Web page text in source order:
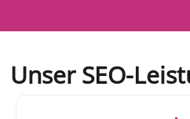
Unser SEO-